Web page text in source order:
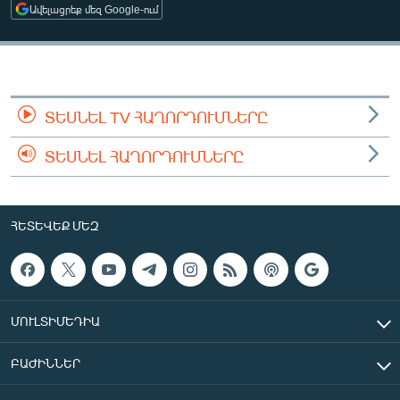
ՄԻՋԱԶԳԱՅԻՆ
ՄՇԱԿՈՒՅԹ
ՄԵԿՆԱԲԱՆՈՒԹՅՈՒՆ
ՏՏ ԵՒ ԻՆՏԵՐՆԵՏ
ԿՈՐՈՆԱՎԻՐՈՒՍ
ԱՐԽԻՎ
ԲԱՆԱՎԵՃ
ՁԳՏԵԼՈՎ ԼԱՎԱԳՈՒՅՆԻՆ
Հայերեն
Ավելացրեք մեզ Google-ում
ՏԵՍՆԵԼ TV ՀԱՂՈՐԴՈՒՄՆԵՐԸ
ՏԵՍՆԵԼ ՀԱՂՈՐԴՈՒՄՆԵՐԸ
ՀԵՏԵՎԵՔ ՄԵԶ
ՄՈՒԼՏԻՄԵԴԻԱ
ԲԱԺԻՆՆԵՐ